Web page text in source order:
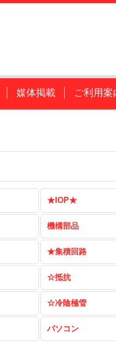
媒体掲載 ご利用案
★IOP★
機構部品
★集積回路
☆抵抗
☆冷陰極管
パソコン